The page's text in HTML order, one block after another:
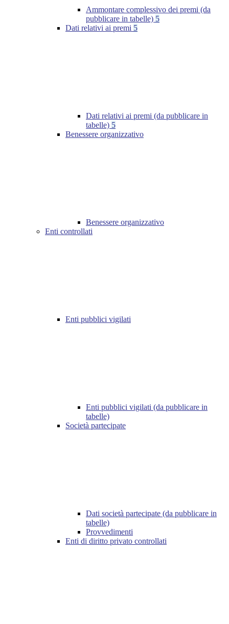
Ammontare complessivo dei premi (da
pubblicare in tabelle) 5
Dati relativi ai premi 5
Dati relativi ai premi (da pubblicare in
tabelle) 5
Benessere organizzativo
Benessere organizzativo
Enti controllati
Enti pubblici vigilati
Enti pubblici vigilati (da pubblicare in
tabelle)
Società partecipate
Dati società partecipate (da pubblicare in
tabelle)
Provvedimenti
Enti di diritto privato controllati